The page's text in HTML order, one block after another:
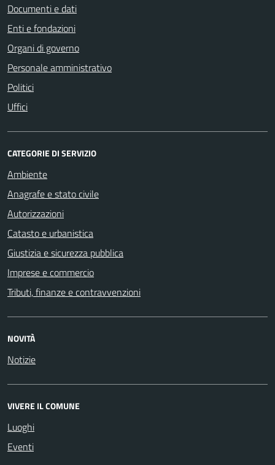
Documenti e dati
Enti e fondazioni
Organi di governo
Personale amministrativo
Politici
Uffici
CATEGORIE DI SERVIZIO
Ambiente
Anagrafe e stato civile
Autorizzazioni
Catasto e urbanistica
Giustizia e sicurezza pubblica
Imprese e commercio
Tributi, finanze e contravvenzioni
NOVITÀ
Notizie
VIVERE IL COMUNE
Luoghi
Eventi